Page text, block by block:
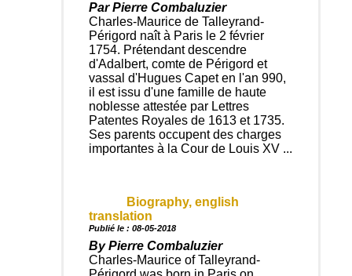
Par Pierre Combaluzier
Charles-Maurice de Talleyrand-
Périgord naît à Paris le 2 février
1754. Prétendant descendre
d'Adalbert, comte de Périgord et
vassal d'Hugues Capet en l'an 990,
il est issu d'une famille de haute
noblesse attestée par Lettres
Patentes Royales de 1613 et 1735.
Ses parents occupent des charges
importantes à la Cour de Louis XV ...
Biography, english
translation
Publié le : 08-05-2018
By Pierre Combaluzier
Charles-Maurice of Talleyrand-